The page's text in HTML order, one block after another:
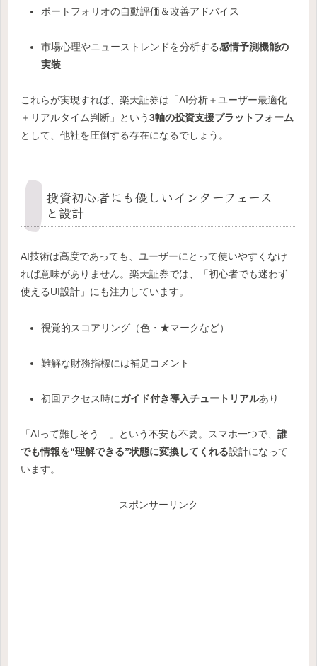
ポートフォリオの自動評価＆改善アドバイス
市場心理やニューストレンドを分析する感情予測機能の
実装
これらが実現すれば、楽天証券は「AI分析＋ユーザー最適化
＋リアルタイム判断」という3軸の投資支援プラットフォーム
として、他社を圧倒する存在になるでしょう。
投資初心者にも優しいインターフェース
と設計
AI技術は高度であっても、ユーザーにとって使いやすくなけ
れば意味がありません。楽天証券では、「初心者でも迷わず
使えるUI設計」にも注力しています。
視覚的スコアリング（色・★マークなど）
難解な財務指標には補足コメント
初回アクセス時にガイド付き導入チュートリアルあり
「AIって難しそう…」という不安も不要。スマホ一つで、 誰
でも情報を“理解できる”状態に変換してくれる設計になって
います。
スポンサーリンク